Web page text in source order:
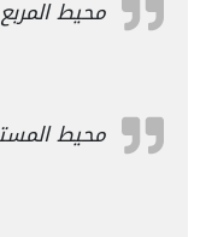
محيط
محيط المستطيل = 2 *